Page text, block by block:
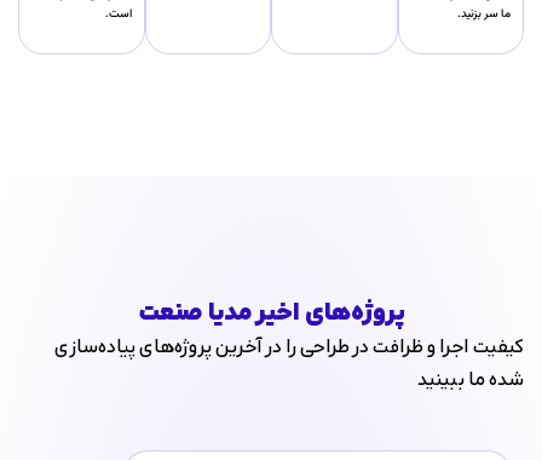
ما سر بزنید.
است.
پروژه‌های اخیر مدیا صنعت
کیفیت اجرا و ظرافت در طراحی را در آخرین پروژه‌های پیاده‌سازی
شده ما ببینید